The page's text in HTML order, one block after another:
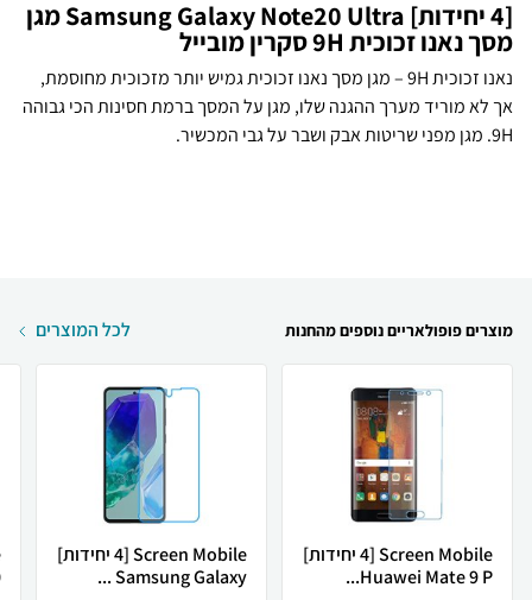
[4 יחידות] Samsung Galaxy Note20 Ultra מגן
מסך נאנו זכוכית 9H סקרין מובייל
נאנו זכוכית 9H – מגן מסך נאנו זכוכית גמיש יותר מזכוכית מחוסמת,
אך לא מוריד מערך ההגנה שלו, מגן על המסך ברמת חסינות הכי גבוהה
9H. מגן מפני שריטות אבק ושבר על גבי המכשיר.
מוצרים פופולאריים נוספים מהחנות לכל המוצרים
Screen Mobile [4 יחידות]
Huawei Mate 9 P...
Screen Mobile [4 יחידות]
Samsung Galaxy ...